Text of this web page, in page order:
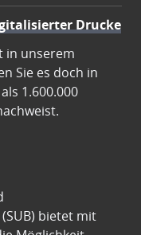
Drucke
in unserem
Sie es doch in
1.600.000
bietet mit